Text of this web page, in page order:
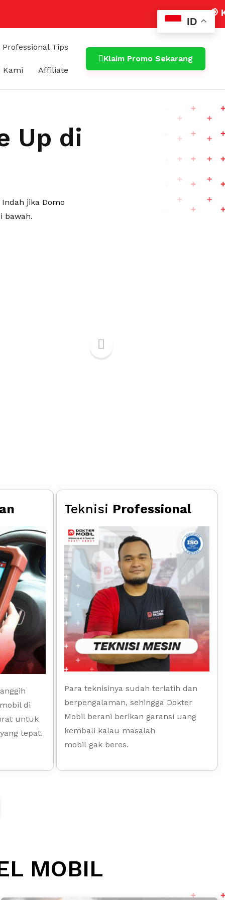
📢 Klaim
Professional Tips
Kami Affiliate
Klaim Promo Sekarang
Up di
jika Domo
bawah.
di
untuk
tepat.
Teknisi Professional
Para teknisinya sudah terlatih dan
berpengalaman, sehingga Dokter
Mobil berani berikan garansi uang
kembali kalau masalah
mobil gak beres.
MOBIL
ID